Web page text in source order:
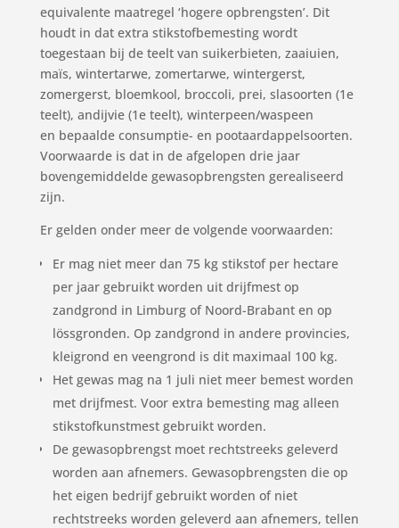
equivalente maatregel ‘hogere opbrengsten’. Dit
houdt in dat extra stikstofbemesting wordt
toegestaan bij de teelt van suikerbieten, zaaiuien,
maïs, wintertarwe, zomertarwe, wintergerst,
zomergerst, bloemkool, broccoli, prei, slasoorten (1e
teelt), andijvie (1e teelt), winterpeen/waspeen
en bepaalde consumptie- en pootaardappelsoorten.
Voorwaarde is dat in de afgelopen drie jaar
bovengemiddelde gewasopbrengsten gerealiseerd
zijn.
Er gelden onder meer de volgende voorwaarden:
Er mag niet meer dan 75 kg stikstof per hectare
per jaar gebruikt worden uit drijfmest op
zandgrond in Limburg of Noord-Brabant en op
lössgronden. Op zandgrond in andere provincies,
kleigrond en veengrond is dit maximaal 100 kg.
Het gewas mag na 1 juli niet meer bemest worden
met drijfmest. Voor extra bemesting mag alleen
stikstofkunstmest gebruikt worden.
De gewasopbrengst moet rechtstreeks geleverd
worden aan afnemers. Gewasopbrengsten die op
het eigen bedrijf gebruikt worden of niet
rechtstreeks worden geleverd aan afnemers, tellen